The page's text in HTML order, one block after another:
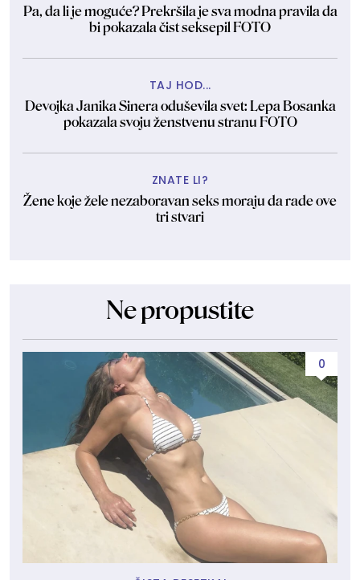
Pa, da li je moguće? Prekršila je sva modna pravila da
bi pokazala čist seksepil FOTO
TAJ HOD...
Devojka Janika Sinera oduševila svet: Lepa Bosanka
pokazala svoju ženstvenu stranu FOTO
ZNATE LI?
Žene koje žele nezaboravan seks moraju da rade ove
tri stvari
Ne propustite
0